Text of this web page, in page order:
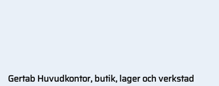
Gertab Huvudkontor, butik, lager och verkstad